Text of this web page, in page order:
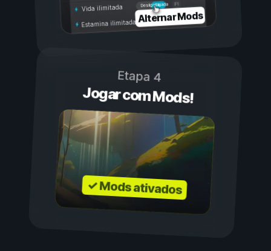
Ligada
Desligada
Vida ilimitada
Estamina ilimitadaAlternar Mods
Etapa 4
Jogar com Mods!
✓ Mods ativados